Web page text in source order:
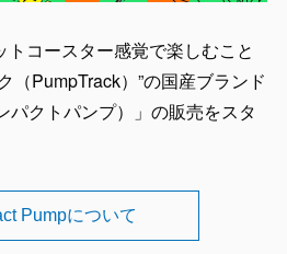
コースター感覚で楽しむこと
（PumpTrack）”の国産ブランド
パクトパンプ）」の販売をスタ
Pumpについて